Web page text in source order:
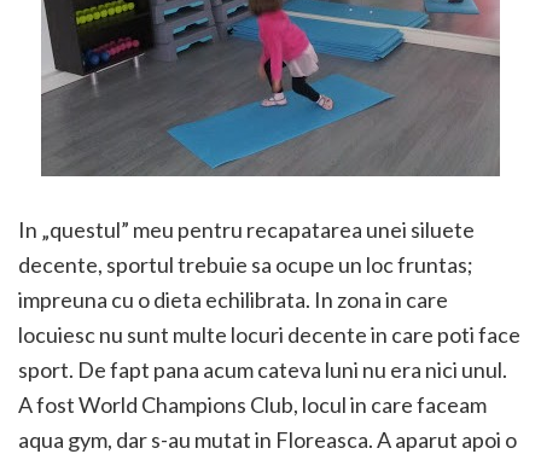
In „questul” meu pentru recapatarea unei siluete
decente, sportul trebuie sa ocupe un loc fruntas;
impreuna cu o dieta echilibrata. In zona in care
locuiesc nu sunt multe locuri decente in care poti face
sport. De fapt pana acum cateva luni nu era nici unul.
A fost World Champions Club, locul in care faceam
aqua gym, dar s-au mutat in Floreasca. A aparut apoi o